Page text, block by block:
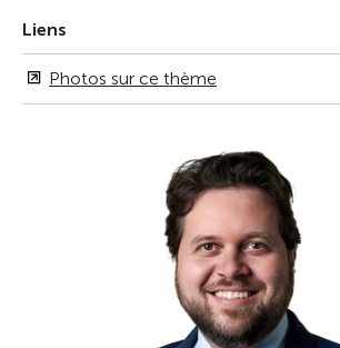
Liens
Photos sur ce thème